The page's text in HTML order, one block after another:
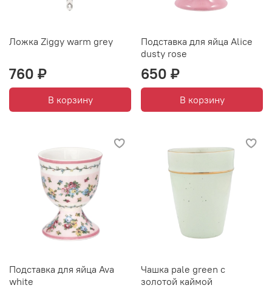
Ложка Ziggy warm grey
760 ₽
В корзину
Подставка для яйца Alice
dusty rose
650 ₽
В корзину
Подставка для яйца Ava
white
Чашка pale green с
золотой каймой